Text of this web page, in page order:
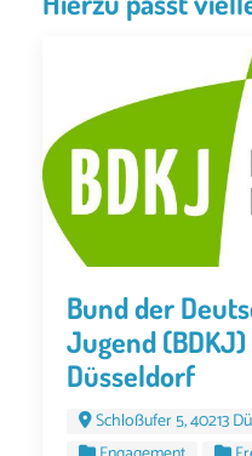
Bund der
Jugend
Düsseldorf
Schloßufer 5, 40213